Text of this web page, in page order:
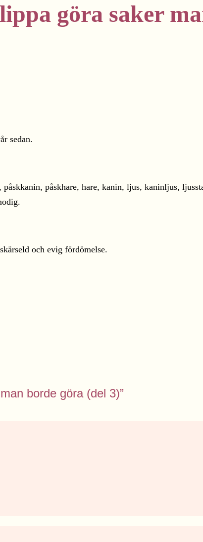
göra saker
sedan.
och evig fördömelse.
borde göra (del 3)”